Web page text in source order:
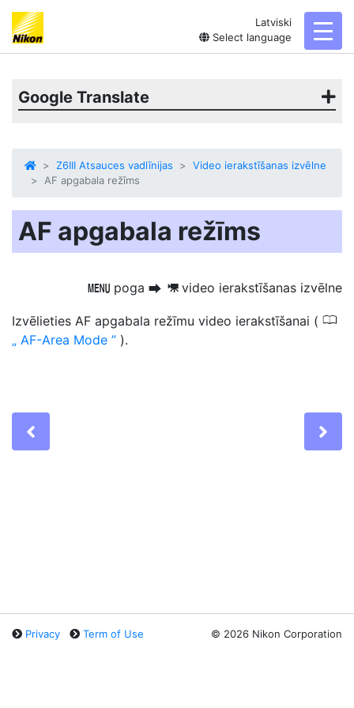
Latviski
Select language
Google Translate
Z6III Atsauces vadlīnijas
Video ierakstīšanas izvēlne
AF apgabala režīms
AF apgabala režīms
G poga U 1 video ierakstīšanas izvēlne
Izvēlieties AF apgabala režīmu video ierakstīšanai ( 0
AF-Area Mode ).
Privacy Term of Use © 2026 Nikon Corporation